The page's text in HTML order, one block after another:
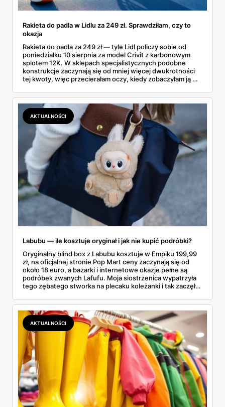
Rakieta do padla w Lidlu za 249 zł. Sprawdziłam, czy to
okazja
Rakieta do padla za 249 zł — tyle Lidl policzy sobie od
poniedziałku 10 sierpnia za model Crivit z karbonowym
splotem 12K. W sklepach specjalistycznych podobne
konstrukcje zaczynają się od mniej więcej dwukrotności
tej kwoty, więc przecierałam oczy, kiedy zobaczyłam ją w
najszybciej rosnący sport w Polsce: kortów przybywa
lawinowo, a chętnych jeszcze szybciej. Sprawdziłam, co
dokładnie dostajemy za te pieniądze i komu taka rakieta
faktycznie wystarczy.
AKTUALNOŚCI
Labubu — ile kosztuje oryginał i jak nie kupić podróbki?
Oryginalny blind box z Labubu kosztuje w Empiku 199,99
zł, na oficjalnej stronie Pop Mart ceny zaczynają się od
około 18 euro, a bazarki i internetowe okazje pełne są
podróbek zwanych Lafufu. Moja siostrzenica wypatrzyła
tego zębatego stworka na plecaku koleżanki i tak zaczęło
kosztuje i po czym poznać, że sprzedawca nie wciska nam
podróbki. Spisałam wszystko, czego się dowiedziałam —
łącznie z jedną wpadką, o której za chwilę.
AKTUALNOŚCI